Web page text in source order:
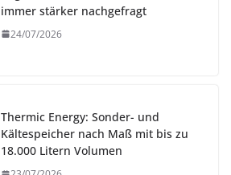
immer stärker nachgefragt
24/07/2026
Thermic Energy: Sonder- und
Kältespeicher nach Maß mit bis zu
18.000 Litern Volumen